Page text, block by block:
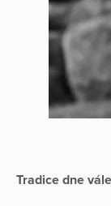
Tradice dne